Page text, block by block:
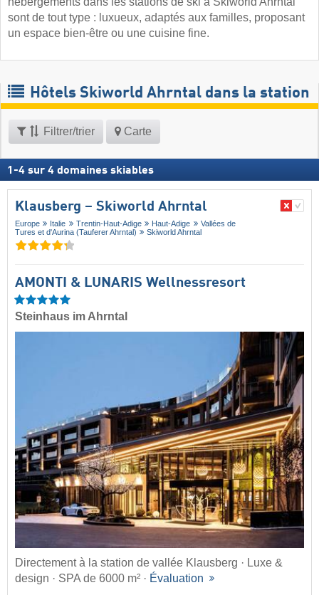
sont de tout type : luxueux, adaptés aux familles, proposant
un espace bien-être ou une cuisine fine.
Hôtels Skiworld Ahrntal dans la station
Filtrer/trier Carte
1 -4 sur 4 domaines skiables
Klausberg – Skiworld Ahrntal
Europe Italie Trentin-Haut-Adige Haut-Adige
Vallées de
Tures et d'Aurina (Tauferer Ahrntal)
Skiworld Ahrntal
AMONTI & LUNARIS Wellnessresort
Steinhaus im Ahrntal
Directement à la station de vallée Klausberg · Luxe &
design · SPA de 6000 m² · Évaluation